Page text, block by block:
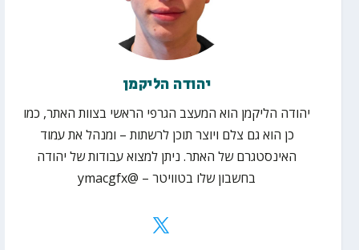
יהודה הליקמן
יהודה הליקמן הוא המעצב הגרפי הראשי בצוות האתר, כמו
כן הוא גם צלם ויוצר תוכן לרשתות – ומנהל את עמוד
האינסטגרם של האתר. ניתן למצוא עבודות של יהודה
בחשבון שלו בטוויטר – @ymacgfx